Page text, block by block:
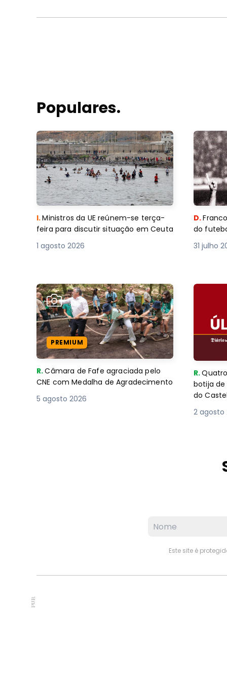
Populares.
I.Ministros da UE reúnem-se terça-
feira para discutir situação em Ceuta
1 agosto 2026
D.
do
31 julho
PREMIUM
R.Câmara de Fafe agraciada pelo
CNE com Medalha de Agradecimento
5 agosto 2026
R.
botija
do
2 agosto
Este site é
PUB.